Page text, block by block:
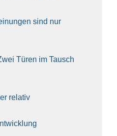
sind nur
Türen im Tausch
rela­tiv